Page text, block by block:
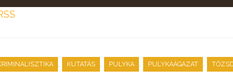
, KUTATÁS , PULYKA , PULYKAÁGAZAT ,